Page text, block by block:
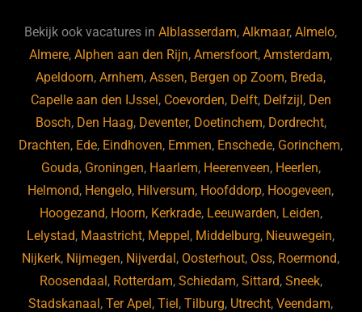
b
o
o
k
ky dI
n
Bekijk ook vacatures inAlblasserdam,Alkmaar,Almelo,
Almere,Alphen aan den Rijn,Amersfoort,Amsterdam,
Apeldoorn,Arnhem,Assen, Bergen op Zoom, Breda,
Capelle aan den IJssel , Coevorden, Delft, Delfzijl , Den
Bosch, Den Haag, Deventer, Doetinchem, Dordrecht,
Drachten, Ede, Eindhoven, Emmen, Enschede, Gorinchem,
Gouda, Groningen, Haarlem, Heerenveen, Heerlen,
Helmond, Hengelo, Hilversum, Hoofddorp, Hoogeveen,
Hoogezand, Hoorn, Kerkrade, Leeuwarden, Leiden,
Lelystad, Maastricht, Meppel , Middelburg, Nieuwegein,
Nijkerk, Nijmegen, Nijverdal , Oosterhout, Oss, Roermond,
Roosendaal , Rotterdam, Schiedam, Sittard, Sneek,
Stadskanaal ,Ter Apel ,Tiel ,Tilburg, Utrecht,Veendam,